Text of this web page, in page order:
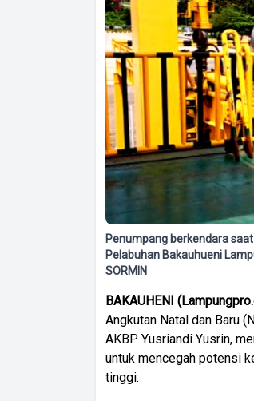
Penumpang berkendara
Pelabuhan Bakauhueni
SORMIN
BAKAUHENI
Angkutan Natal dan Baru
AKBP Yusriandi Yusrin,
untuk mencegah potensi
tinggi.